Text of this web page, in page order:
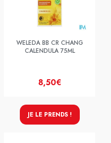
WELEDA BB CR CHANG
CALENDULA 75ML
8,50€
JE LE PRENDS !